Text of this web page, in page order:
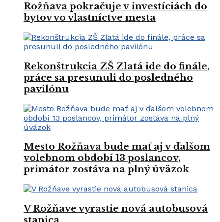
Rožňava pokračuje v investíciách do
bytov vo vlastníctve mesta
Rekonštrukcia ZŠ Zlatá ide do finále,
práce sa presunuli do posledného
pavilónu
Mesto Rožňava bude mať aj v ďalšom
volebnom období 13 poslancov,
primátor zostáva na plný úväzok
V Rožňave vyrastie nová autobusová
stanica